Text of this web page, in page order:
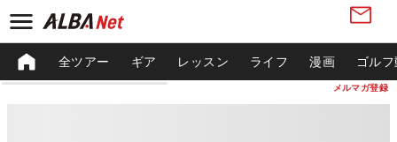
メルマガ登録
全ツアー ギア レッスン ライフ 漫画 ゴル